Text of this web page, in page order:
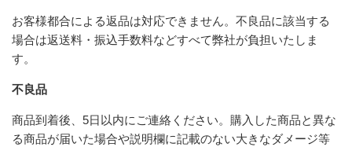
お客様都合による返品は対応できません。不良品に該当する
場合は返送料・振込手数料などすべて弊社が負担いたしま
す。
不良品
商品到着後、5日以内にご連絡ください。購入した商品と異な
る商品が届いた場合や説明欄に記載のない大きなダメージ等